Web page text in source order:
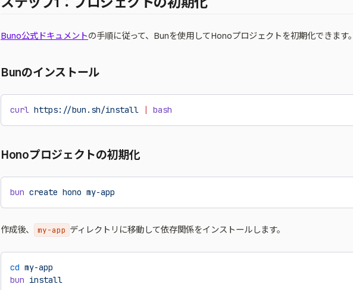
Buno公式ドキュメントの手順に従って、Bunを使用してHonoプロジェクトを初期化できます
Bunのインストール
curl https://bun.sh/install | bash
Honoプロジェクトの初期化
bun create hono my-app
作成後、 my-app ディレクトリに移動して依存関係をインストールします。
cd my-app
bun install